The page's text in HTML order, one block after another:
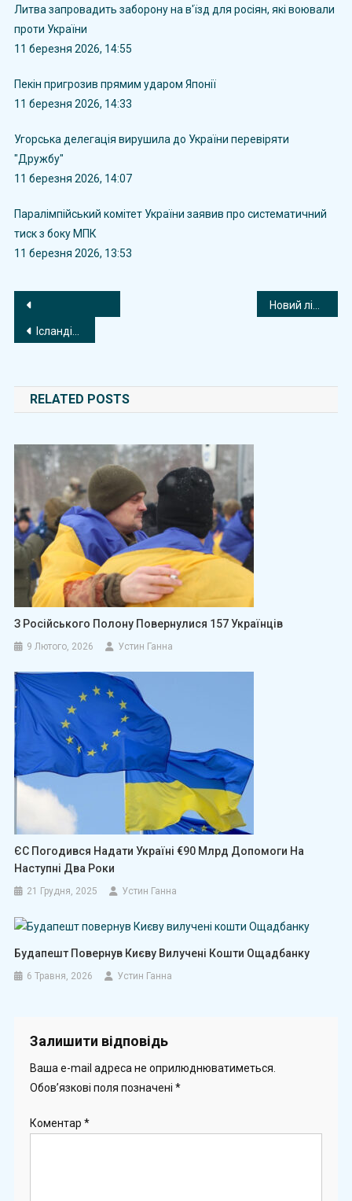
Литва запровадить заборону на в'їзд для росіян, які воювали
проти України
11 березня 2026, 14:55
Пекін пригрозив прямим ударом Японії
11 березня 2026, 14:33
Угорська делегація вирушила до України перевіряти
"Дружбу"
11 березня 2026, 14:07
Паралімпійський комітет України заявив про систематичний
тиск з боку МПК
11 березня 2026, 13:53
Навігація
записів
Ісландія виділила додаткові €2,7 млн на підтримку енергетики України
Новий лідер Ірану міг бути поранений у перший день атак – NYT
RELATED POSTS
З Російського Полону Повернулися 157 Українців
9 Лютого, 2026 Устин Ганна
ЄС Погодився Надати Україні €90 Млрд Допомоги На
Наступні Два Роки
21 Грудня, 2025 Устин Ганна
Будапешт Повернув Києву Вилучені Кошти Ощадбанку
6 Травня, 2026 Устин Ганна
Залишити відповідь
Ваша e-mail адреса не оприлюднюватиметься.
Обов’язкові поля позначені *
Коментар *